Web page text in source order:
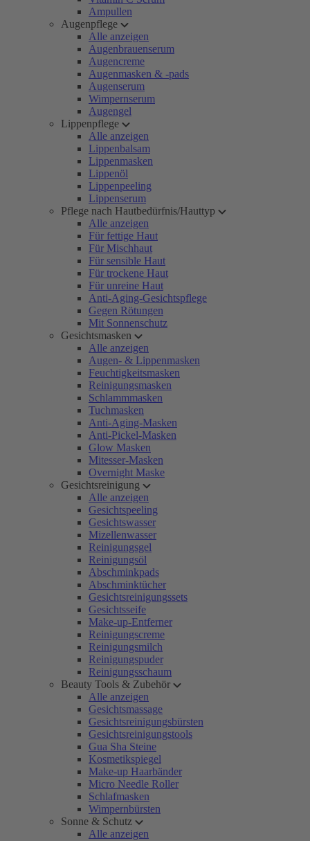
Ampullen
Augenpflege
Alle anzeigen
Augenbrauenserum
Augencreme
Augenmasken & -pads
Augenserum
Wimpernserum
Augengel
Lippenpflege
Alle anzeigen
Lippenbalsam
Lippenmasken
Lippenöl
Lippenpeeling
Lippenserum
Pflege nach Hautbedürfnis/Hauttyp
Alle anzeigen
Für fettige Haut
Für Mischhaut
Für sensible Haut
Für trockene Haut
Für unreine Haut
Anti-Aging-Gesichtspflege
Gegen Rötungen
Mit Sonnenschutz
Gesichtsmasken
Alle anzeigen
Augen- & Lippenmasken
Feuchtigkeitsmasken
Reinigungsmasken
Schlammmasken
Tuchmasken
Anti-Aging-Masken
Anti-Pickel-Masken
Glow Masken
Mitesser-Masken
Overnight Maske
Gesichtsreinigung
Alle anzeigen
Gesichtspeeling
Gesichtswasser
Mizellenwasser
Reinigungsgel
Reinigungsöl
Abschminkpads
Abschminktücher
Gesichtsreinigungssets
Gesichtsseife
Make-up-Entferner
Reinigungscreme
Reinigungsmilch
Reinigungspuder
Reinigungsschaum
Beauty Tools & Zubehör
Alle anzeigen
Gesichtsmassage
Gesichtsreinigungsbürsten
Gesichtsreinigungstools
Gua Sha Steine
Kosmetikspiegel
Make-up Haarbänder
Micro Needle Roller
Schlafmasken
Wimpernbürsten
Sonne & Schutz
Alle anzeigen